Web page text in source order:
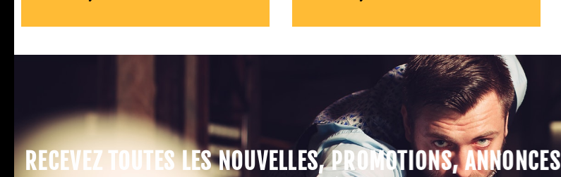
RECEVEZ TOUTES LES NOUVELLES, PROMOTIONS, ANNONCES